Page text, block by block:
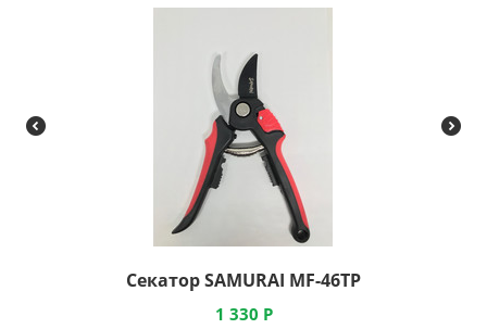
Секатор SAMURAI MF-46TP
1 330 Р